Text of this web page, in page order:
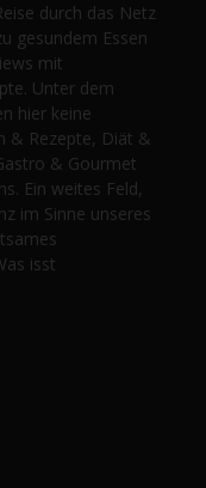
durch das Netz
gesundem Essen
mit
Unter dem
hier keine
& Rezepte, Diät &
& Gourmet
Ein weites Feld,
im Sinne unseres
isst